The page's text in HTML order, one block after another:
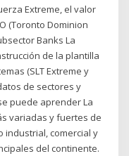
Extreme, el valor
(Toronto Dominion
Banks La
de la plantilla
(SLT Extreme y
de sectores y
puede aprender La
variadas y fuertes de
industrial, comercial y
del continente.